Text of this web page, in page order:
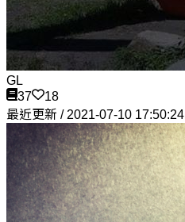
GL
37
18
最近更新 / 2021-07-10 17:50:24